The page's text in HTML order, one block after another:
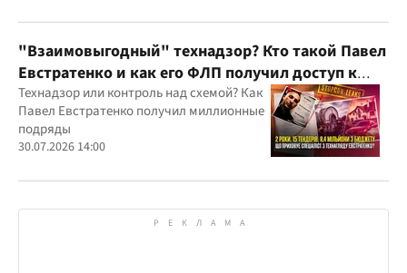
юрисдикций
"Взаимовыгодный" технадзор? Кто такой Павел
Евстратенко и как его ФЛП получил доступ к
бюджетным миллионам?
Технадзор или контроль над схемой? Как
Павел Евстратенко получил миллионные
подряды
30.07.2026 14:00